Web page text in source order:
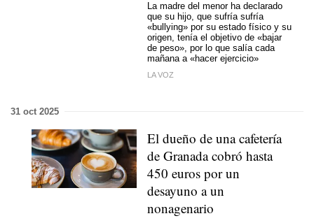
La madre del menor ha declarado
que su hijo, que sufría sufría
«bullying» por su estado físico y su
origen, tenía el objetivo de «bajar
de peso», por lo que salía cada
mañana a «hacer ejercicio»
LA VOZ
31 oct 2025
El dueño de una cafetería
de Granada cobró hasta
450 euros por un
desayuno a un
nonagenario